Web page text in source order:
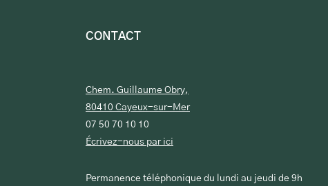
CONTACT
Chem. Guillaume Obry,
80410 Cayeux-sur-Mer
07 50 70 10 10
Écrivez-nous par ici
Permanence téléphonique du lundi au jeudi de 9h